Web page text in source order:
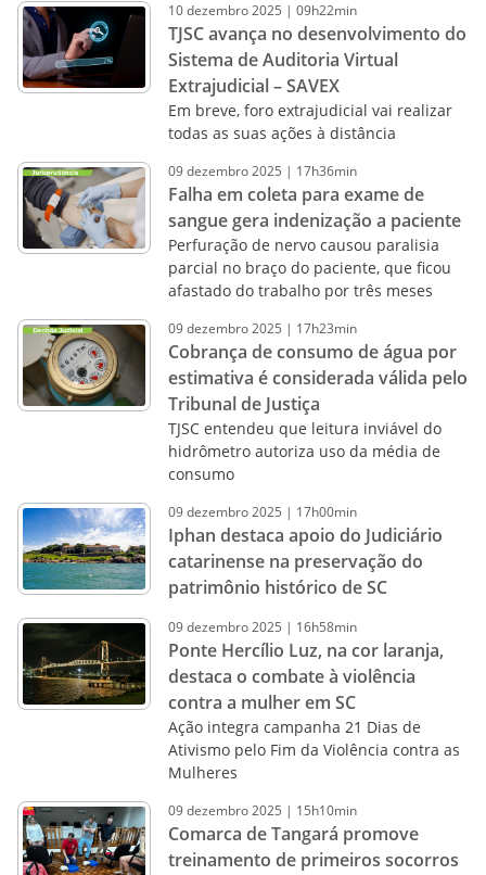
10dezembro2025 | 09h22min
TJSC avança no desenvolvimento do
Sistema de Auditoria Virtual
Extrajudicial – SAVEX
Em breve, foro extrajudicial vai realizar
todas as suas ações à distância
09dezembro2025 | 17h36min
Falha em coleta para exame de
sangue gera indenização a paciente
Perfuração de nervo causou paralisia
parcial no braço do paciente, que ficou
afastado do trabalho por três meses
09dezembro2025 | 17h23min
Cobrança de consumo de água por
estimativa é considerada válida pelo
Tribunal de Justiça
TJSC entendeu que leitura inviável do
hidrômetro autoriza uso da média de
consumo
09dezembro2025 | 17h00min
Iphan destaca apoio do Judiciário
catarinense na preservação do
patrimônio histórico de SC
09dezembro2025 | 16h58min
Ponte Hercílio Luz, na cor laranja,
destaca o combate à violência
contra a mulher em SC
Ação integra campanha 21 Dias de
Ativismo pelo Fim da Violência contra as
Mulheres
09dezembro2025 | 15h10min
Comarca de Tangará promove
treinamento de primeiros socorros